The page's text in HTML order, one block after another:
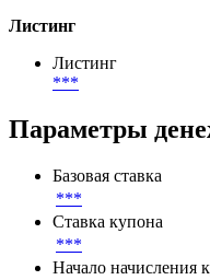
Листинг
Листинг
***
Параметры
Базовая ставка
***
Ставка купона
***
Начало начисления